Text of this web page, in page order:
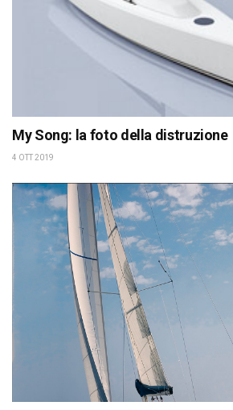
My Song: la foto della distruzione
4 OTT 2019